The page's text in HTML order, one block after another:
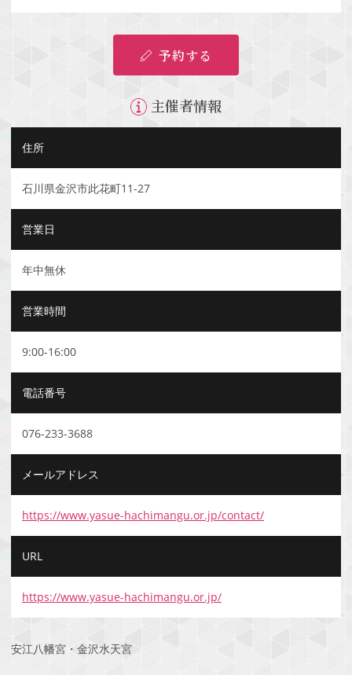
予約する
主催者情報
住所
石川県金沢市此花町11-27
営業日
年中無休
営業時間
9:00-16:00
電話番号
076-233-3688
メールアドレス
https://www.yasue-hachimangu.or.jp/contact/
URL
https://www.yasue-hachimangu.or.jp/
安江八幡宮・金沢水天宮